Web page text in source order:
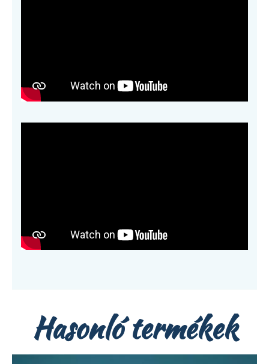
Hasonló termékek